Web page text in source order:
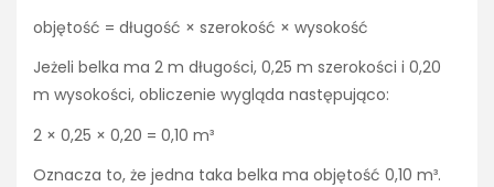
objętość = długość × szerokość × wysokość
Jeżeli belka ma 2 m długości, 0,25 m szerokości i 0,20
m wysokości, obliczenie wygląda następująco:
2 × 0,25 × 0,20 = 0,10 m³
Oznacza to, że jedna taka belka ma objętość 0,10 m³.